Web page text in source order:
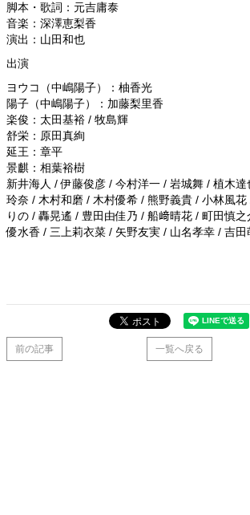
脚本・歌詞：元吉庸泰
音楽：深澤恵梨香
演出：山田和也
出演
ヨウコ（中嶋陽子）：柚香光
陽子（中嶋陽子）：加藤梨里香
楽俊：太田基裕 / 牧島輝
舒栄：原田真絢
延王：章平
景麒：相葉裕樹
新井海人 / 伊藤俊彦 / 今村洋一 / 岩城舞 / 植木
玲奈 / 木村和磨 / 木村優希 / 熊野義貴 / 小林風
りの / 轟晃遙 / 豊田由佳乃 / 船﨑晴花 / 町田慎
優水香 / 三上莉衣菜 / 矢野友実 / 山名孝幸 / 吉田
一覧へ戻る
前の記事